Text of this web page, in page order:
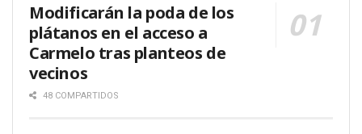
Modificarán la poda de los
plátanos en el acceso a
Carmelo tras planteos de
vecinos
48 COMPARTIDOS